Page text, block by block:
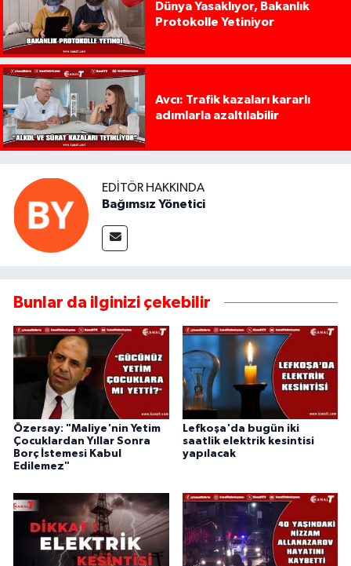
Dünya Yasaklıyor, Bakanlık
Protokolle Yetiniyor
Avcı: Trafik kazaları kararlı
adımlarla azaltılabilir
EDITÖR HAKKINDA
Bağımsız Yönetici
Bunlar da ilginizi çekebilir
Özersay: "Maliye'nin Yetim
Çocuklardan Yıllar Sonra
Borç İstemesi Kabul
Edilemez"
Lefkoşa'da bugün iki
saatlik elektrik kesintisi
yapılacak